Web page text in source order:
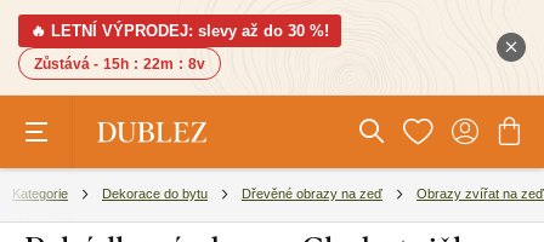
🔥 LETNÍ VÝPRODEJ: slevy až do 30 %!
Zůstává - 15h : 22m : 7v
Kategorie Dekorace do bytu Dřevěné obrazy na zeď Obrazy zvířat na zeď